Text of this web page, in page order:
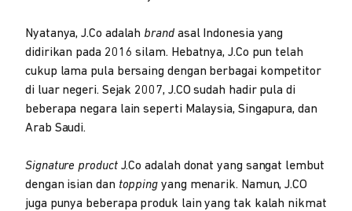
Nyatanya, J.Co adalah brand asal Indonesia yang
didirikan pada 2016 silam. Hebatnya, J.Co pun telah
cukup lama pula bersaing dengan berbagai kompetitor
di luar negeri. Sejak 2007, J.CO sudah hadir pula di
beberapa negara lain seperti Malaysia, Singapura, dan
Arab Saudi.
Signature product J.Co adalah donat yang sangat lembut
dengan isian dan toppingyang menarik. Namun, J.CO
juga punya beberapa produk lain yang tak kalah nikmat